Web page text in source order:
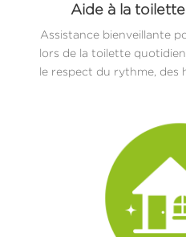
Aide à la toilette
Assistance bienveillante
lors de la toilette
le respect du rythme, des